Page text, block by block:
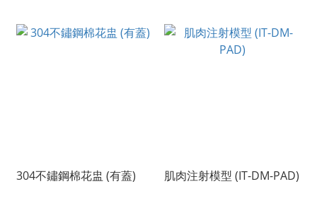
304不鏽鋼棉花盅 (有蓋) 肌肉注射模型 (IT-DM-PAD)